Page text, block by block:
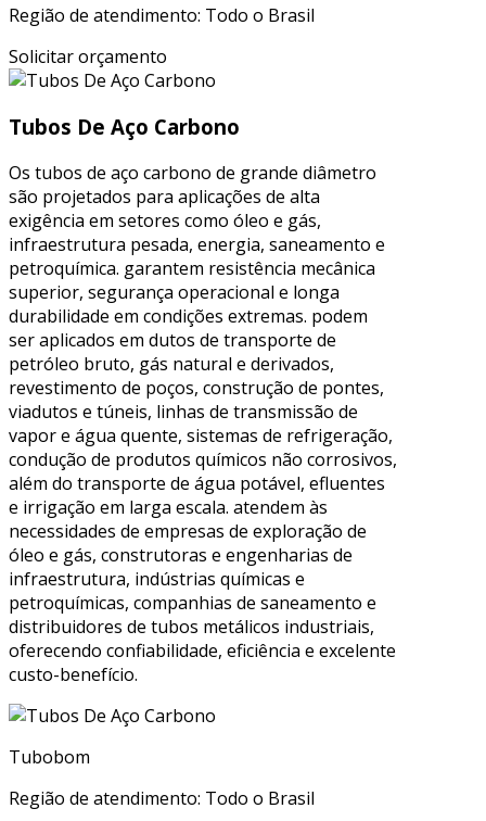
Região de atendimento: Todo o Brasil
Solicitar orçamento
Tubos De Aço Carbono
Os tubos de aço carbono de grande diâmetro
são projetados para aplicações de alta
exigência em setores como óleo e gás,
infraestrutura pesada, energia, saneamento e
petroquímica. garantem resistência mecânica
superior, segurança operacional e longa
durabilidade em condições extremas. podem
ser aplicados em dutos de transporte de
petróleo bruto, gás natural e derivados,
revestimento de poços, construção de pontes,
viadutos e túneis, linhas de transmissão de
vapor e água quente, sistemas de refrigeração,
condução de produtos químicos não corrosivos,
além do transporte de água potável, efluentes
e irrigação em larga escala. atendem às
necessidades de empresas de exploração de
óleo e gás, construtoras e engenharias de
infraestrutura, indústrias químicas e
petroquímicas, companhias de saneamento e
distribuidores de tubos metálicos industriais,
oferecendo confiabilidade, eficiência e excelente
custo-benefício.
Tubobom
Região de atendimento: Todo o Brasil